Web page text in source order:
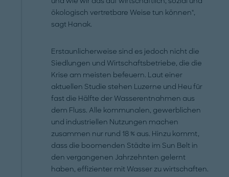
ökologisch vertretbare Weise tun können",
sagt Hanak.
Erstaunlicherweise sind es jedoch nicht die
Siedlungen und Wirtschaftsbetriebe, die die
Krise am meisten befeuern. Laut einer
aktuellen Studie stehen Luzerne und Heu für
fast die Hälfte der Wasserentnahmen aus
dem Fluss. Alle kommunalen, gewerblichen
und industriellen Nutzungen machen
zusammen nur rund 18 % aus. Hinzu kommt,
dass die boomenden Städte im Sun Belt in
den vergangenen Jahrzehnten gelernt
haben, effizienter mit Wasser zu wirtschaften.